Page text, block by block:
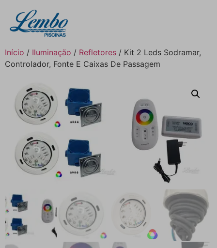
Início / Iluminação / Refletores / Kit 2 Leds Sodramar,
Controlador, Fonte E Caixas De Passagem